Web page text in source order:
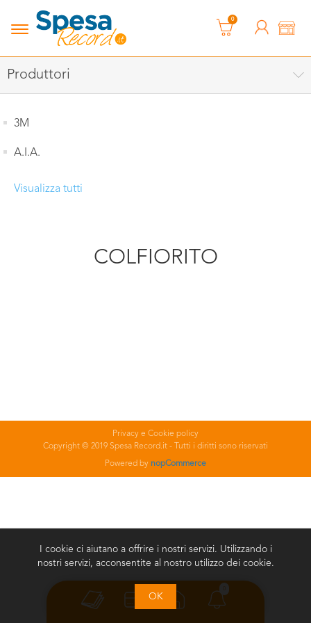
0
Produttori
3M
A.I.A.
Visualizza tutti
COLFIORITO
Privacy e Cookie policy
Copyright © 2019 Spesa Record.it - Tutti i diritti sono riservati
Powered by nopCommerce
I cookie ci aiutano a offrire i nostri servizi. Utilizzando i
nostri servizi, acconsentite al nostro utilizzo dei cookie.
OK